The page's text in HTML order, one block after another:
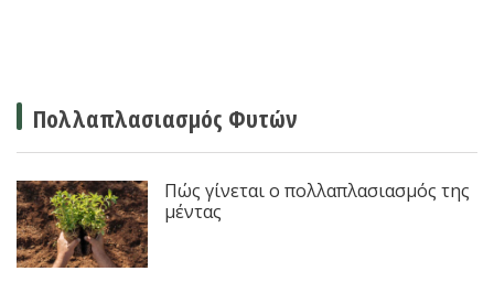
Πολλαπλασιασμός Φυτών
Πώς γίνεται ο πολλαπλασιασμός της
μέντας